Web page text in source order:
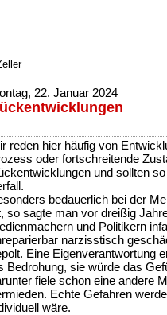
22. Januar 2024
reden hier häufig von
oder fortschreitende
und sollten
bedauerlich bei der
so sagte man vor dreißig
und Politikern
narzisstisch
Eine Eigenverantwortung
Bedrohung, sie würde das
fiele schon eine andere
Echte Gefahren
wäre.